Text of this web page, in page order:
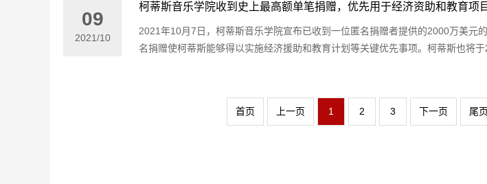
09
2021/10
柯蒂斯音乐学院收到史上最高额单笔捐赠，优先用于经济资助和教育项
2021年10月7日，柯蒂斯音乐学院宣布已收到一位匿名捐赠者提供的2000万美元
名捐赠使柯蒂斯能够得以实施经济援助和教育计划等关键优先事项。柯蒂斯也将于
首页 上一页 1 2 3 下一页 尾页